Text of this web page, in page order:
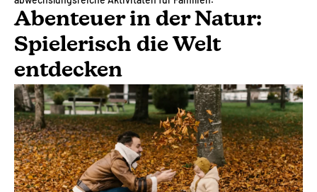
Abenteuer in der Natur:
Spielerisch die Welt
entdecken